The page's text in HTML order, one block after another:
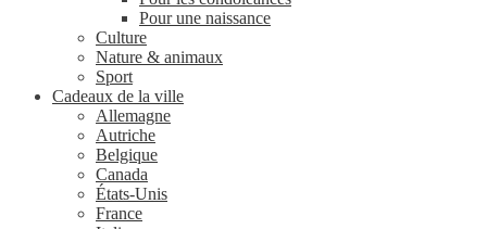
Pour une naissance
Culture
Nature & animaux
Sport
Cadeaux de la ville
Allemagne
Autriche
Belgique
Canada
États-Unis
France